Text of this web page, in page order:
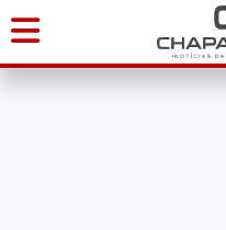
Início